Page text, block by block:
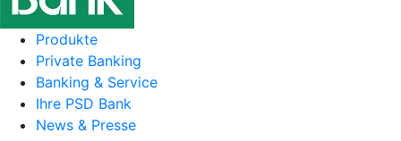
Produkte
Private Banking
Banking & Service
Ihre PSD Bank
News & Presse